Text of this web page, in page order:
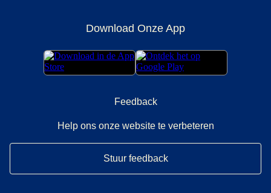
Download Onze App
Feedback
Help ons onze website te verbeteren
Stuur feedback